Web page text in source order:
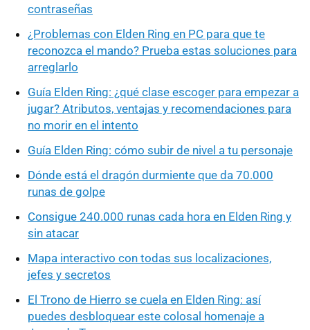
contraseñas
¿Problemas con Elden Ring en PC para que te
reconozca el mando? Prueba estas soluciones para
arreglarlo
Guía Elden Ring: ¿qué clase escoger para empezar a
jugar? Atributos, ventajas y recomendaciones para
no morir en el intento
Guía Elden Ring: cómo subir de nivel a tu personaje
Dónde está el dragón durmiente que da 70.000
runas de golpe
Consigue 240.000 runas cada hora en Elden Ring y
sin atacar
Mapa interactivo con todas sus localizaciones,
jefes y secretos
El Trono de Hierro se cuela en Elden Ring: así
puedes desbloquear este colosal homenaje a